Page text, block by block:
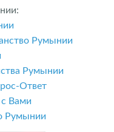
Румынии
Румынии
Ответ
Вами
Румынии